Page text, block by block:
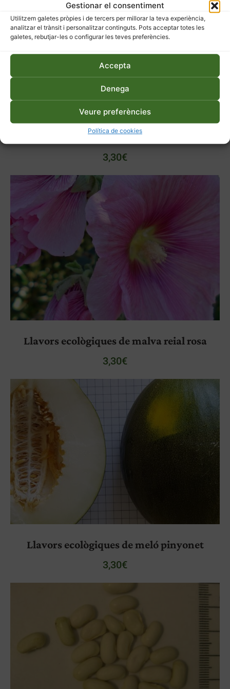
Gestionar el consentiment
Utilitzem galetes pròpies i de tercers per millorar la teva experiència,
analitzar el trànsit i personalitzar continguts. Pots acceptar totes les
galetes, rebutjar-les o configurar les teves preferències.
Accepta
Denega
Veure preferències
Política de cookies
Llavors ecològiques de guixa de ca l’Ardit
3,30€
Llavors ecològiques de malva reial rosa
3,30€
Llavors ecològiques de meló pinyonet
3,30€